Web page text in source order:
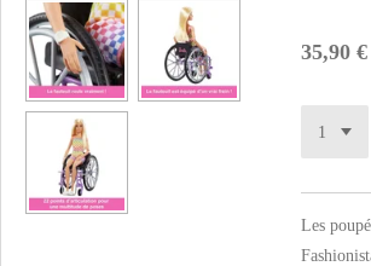
35,90 €
Les